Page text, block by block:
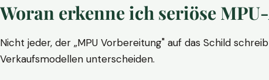
Woran erkenne ich seriöse
Nicht jeder, der „MPU Vorbereitung" auf das Schild
Verkaufsmodellen unterscheiden.